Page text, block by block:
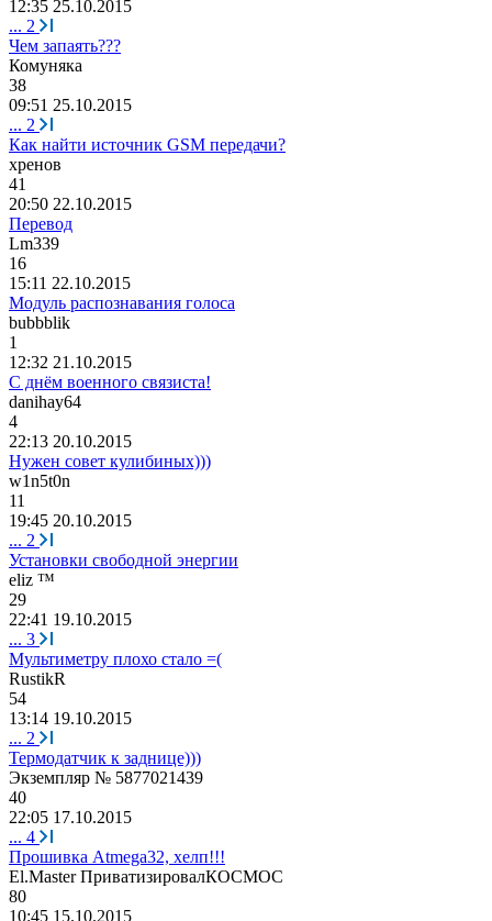
12:35 25.10.2015
... 2
Чем запаять???
Комуняка
38
09:51 25.10.2015
... 2
Как найти источник GSM передачи?
хренов
41
20:50 22.10.2015
Перевод
Lm339
16
15:11 22.10.2015
Модуль распознавания голоса
bubbblik
1
12:32 21.10.2015
С днём военного связиста!
danihay64
4
22:13 20.10.2015
Нужен совет кулибиных)))
w1n5t0n
11
19:45 20.10.2015
... 2
Установки свободной энергии
eliz ™
29
22:41 19.10.2015
... 3
Мультиметру плохо стало =(
RustikR
54
13:14 19.10.2015
... 2
Термодатчик к заднице)))
Экземпляр № 5877021439
40
22:05 17.10.2015
... 4
Прошивка Atmega32, хелп!!!
El.MasterПриватизировалКОСМОС
80
10:45 15.10.2015